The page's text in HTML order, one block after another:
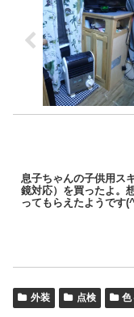
息子ちゃんの子供用ス
鏡対応）を買ったよ。
ってもらえたようです
外装 点検 色